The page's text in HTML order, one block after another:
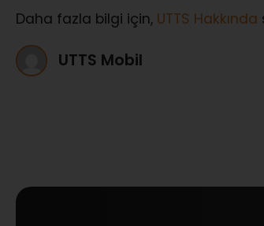
Daha fazla bilgi için, UTTS Hakkında
UTTS Mobil